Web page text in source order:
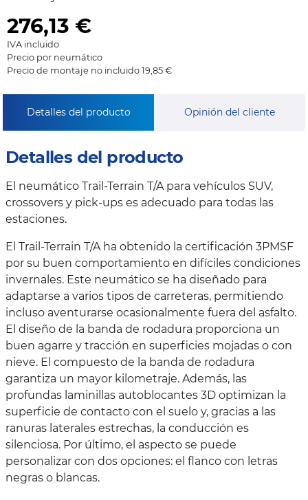
276,13 €
IVA incluido
Precio por neumático
Precio de montaje no incluido 19,85 €
Detalles del producto Opinión del cliente
Detalles del producto
El neumático Trail-Terrain T/A para vehículos SUV,
crossovers y pick-ups es adecuado para todas las
estaciones.
El Trail-Terrain T/A ha obtenido la certificación 3PMSF
por su buen comportamiento en difíciles condiciones
invernales. Este neumático se ha diseñado para
adaptarse a varios tipos de carreteras, permitiendo
incluso aventurarse ocasionalmente fuera del asfalto.
El diseño de la banda de rodadura proporciona un
buen agarre y tracción en superficies mojadas o con
nieve. El compuesto de la banda de rodadura
garantiza un mayor kilometraje. Además, las
profundas laminillas autoblocantes 3D optimizan la
superficie de contacto con el suelo y, gracias a las
ranuras laterales estrechas, la conducción es
silenciosa. Por último, el aspecto se puede
personalizar con dos opciones: el flanco con letras
negras o blancas.